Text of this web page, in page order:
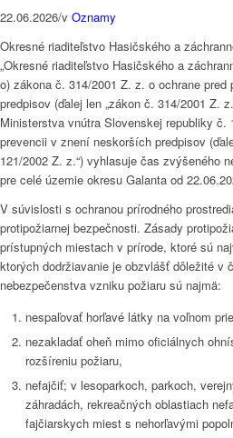
22.06.2026/v Oznamy
Okresné riaditeľstvo Hasičského a
„Okresné riaditeľstvo Hasičského a
o) zákona č. 314/2001 Z. z. o ochrane
predpisov (ďalej len „zákon č. 314/2001 Z.
Ministerstva vnútra Slovenskej republiky č.
prevencii v znení neskorších predpisov
121/2002 Z. z.“) vyhlasuje čas zvýšeného
pre celé územie okresu Galanta od
V súvislosti s ochranou prírodného
protipožiarnej bezpečnosti. Zásady
prístupných miestach v prírode, ktoré sú
ktorých dodržiavanie je obzvlášť dôležité v
nebezpečenstva vzniku požiaru sú najmä:
nespaľovať horľavé látky na voľnom
nezakladať oheň mimo oficiálnych
rozšíreniu požiaru,
nefajčiť; v lesoparkoch, parkoch,
záhradách, rekreačných oblastiach
fajčiarskych miest s nehorľavými